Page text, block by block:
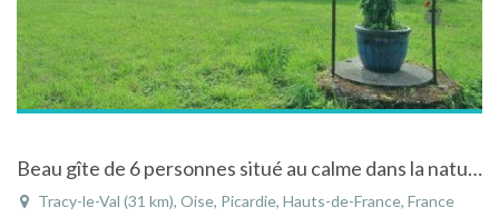
Beau gîte de 6 personnes situé au calme dans la nature à Tracy-le-Val dans l'Oise en Picardie
Tracy-le-Val (31 km), Oise, Picardie, Hauts-de-France, France